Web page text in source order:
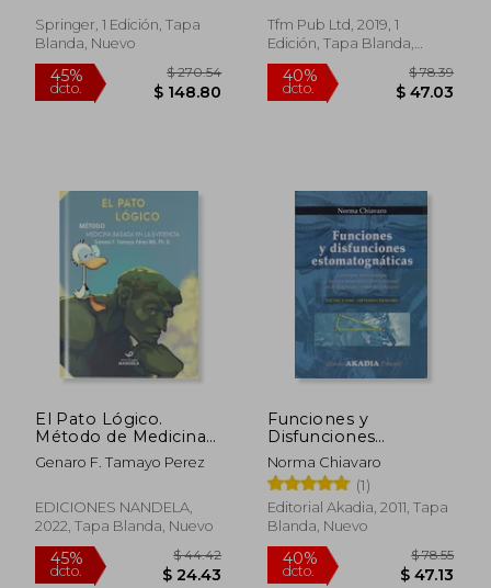
the Women
Physicians Who Work
Springer, 1 Edición, Tapa
Blanda, Nuevo
Tfm Pub Ltd, 2019, 1
Edición, Tapa Blanda,
Nuevo
El Pato Lógico.
Método de Medicina
Basada en la
Evidencia
Genaro F. Tamayo Perez
EDICIONES NANDELA,
2022, Tapa Blanda, Nuevo
Funciones y
Disfunciones
Estomatognaticas:
Concepto,
Metodologia y
Tecnica
Neuromuscular-
Diagnostico
Interdisciplinario
Norma Chiavaro
(1)
Editorial Akadia, 2011, Tapa
Blanda, Nuevo